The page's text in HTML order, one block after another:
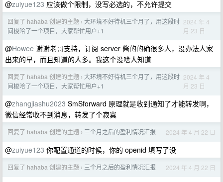
@zuiyue123 应该做个限制，没写必选的，不允许提交
回复了 hahaba 创建的主题 › 大环境不好待机三个月了，用这段时
间梭哈了一个项目，大家帮忙用户+1
2024 年 4
月 23 日
@Howee 谢谢老哥支持，订阅 server 酱的的确很多人，没办法人家
出来的早，而且知道的人多。我这个没啥人知道
回复了 hahaba 创建的主题 › 大环境不好待机三个月了，用这段时
间梭哈了一个项目，大家帮忙用户+1
2024 年 4
月 23 日
@zhangjiashu2023 SmSforward 原理就是收到通知了才能转发啊，
微信经常收不到消息，转发了个寂寞
回复了 hahaba 创建的主题 › 三个月之后的盈利情况汇报 2024 年 4 月 22 日
@zuiyue123 你配置通道的时候，你的 openid 填写了没
回复了 hahaba 创建的主题 › 三个月之后的盈利情况汇报 2024 年 4 月 22 日